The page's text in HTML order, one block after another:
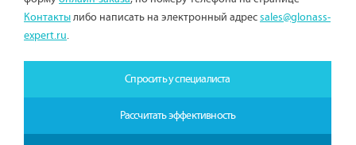
Контактылибо написать на электронный адресsales@glonass-
expert.ru.
Спросить у специалиста
Рассчитать эффективность